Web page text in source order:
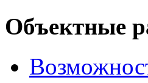
Объектные